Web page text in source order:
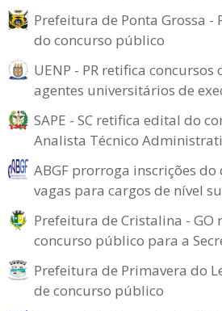
Prefeitura de Ponta Grossa -
do concurso público
UENP - PR retifica concursos
agentes universitários de
SAPE - SC retifica edital do
Analista Técnico
ABGF prorroga inscrições
vagas para cargos de nível
Prefeitura de Cristalina - GO
concurso público para a
Prefeitura de Primavera do
de concurso público